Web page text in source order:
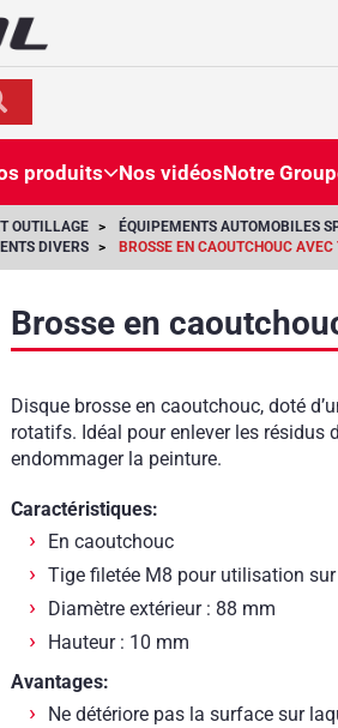
produits Nos vidéosNotre
OUTILLAGE ÉQUIPEMENTS AUTOMOBILES
DIVERS
BROSSE EN CAOUTCHOUC
Brosse en
Disque brosse en caoutchouc, doté
rotatifs. Idéal pour enlever les résidus
endommager la peinture.
Caractéristiques:
En caoutchouc
Tige filetée M8 pour utilisation
Diamètre extérieur : 88 mm
Hauteur : 10 mm
Avantages:
Ne détériore pas la surface sur